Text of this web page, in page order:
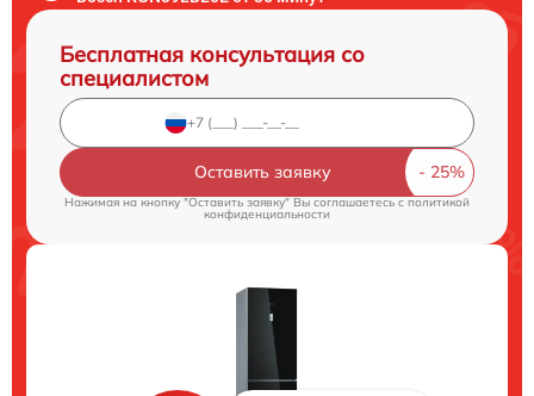
Бесплатная консультация со
специалистом
Оставить заявку
Нажимая на кнопку "Оставить заявку" Вы соглашаетесь cполитикой
конфиденциальности